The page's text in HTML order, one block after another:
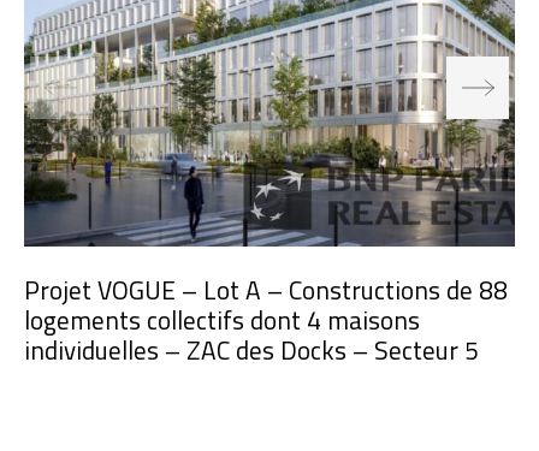
Projet VOGUE – Lot A – Constructions de 88
logements collectifs dont 4 maisons
individuelles – ZAC des Docks – Secteur 5